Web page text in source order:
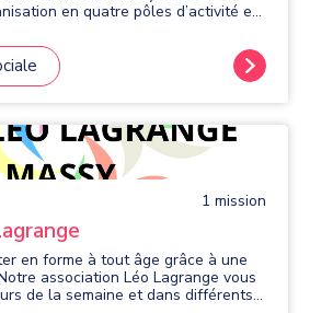
: • L'association organise, par
des activités sportives (fit training,
des concours, des expositions, des
sujets sensibles tel que la santé,
ouvertes à tous y compris aux
de handicap. • L’association met
culturelles et artisanales / métiers
Festival de Glace, …). •
des projets, des activités avec les
les commerces, les
ses alentours. Et plus
accomplit toute opération se
son objet. Enfin, elle
1 mission
en forme à tout âge grâce à une
association Léo Lagrange vous
de la semaine et dans différents